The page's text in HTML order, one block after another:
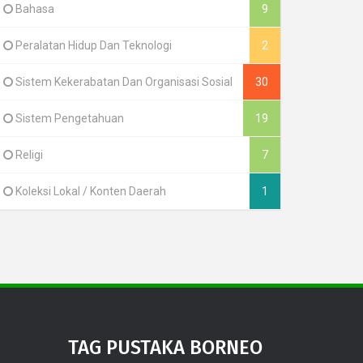
Bahasa 9
Peralatan Hidup Dan Teknologi 2
Sistem Kekerabatan Dan Organisasi Sosial 30
Sistem Pengetahuan 19
Religi 7
Koleksi Lokal / Konten Daerah 1
TAG PUSTAKA BORNEO